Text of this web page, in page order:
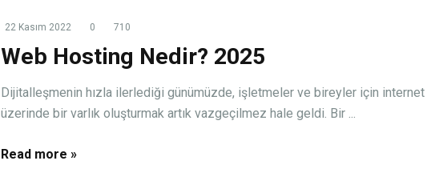
22 Kasım 2022 0 710
Web Hosting Nedir? 2025
Dijitalleşmenin hızla ilerlediği günümüzde, işletmeler ve bireyler için internet
üzerinde bir varlık oluşturmak artık vazgeçilmez hale geldi. Bir ...
Read more »